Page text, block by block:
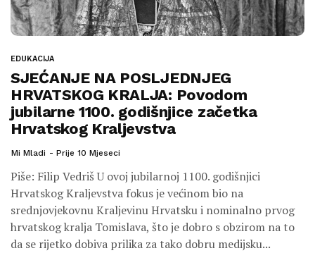
EDUKACIJA
SJEĆANJE NA POSLJEDNJEG
HRVATSKOG KRALJA: Povodom
jubilarne 1100. godišnjice začetka
Hrvatskog Kraljevstva
Mi Mladi Prije 10 Mjeseci
Piše: Filip Vedriš U ovoj jubilarnoj 1100. godišnjici
Hrvatskog Kraljevstva fokus je većinom bio na
srednjovjekovnu Kraljevinu Hrvatsku i nominalno prvog
hrvatskog kralja Tomislava, što je dobro s obzirom na to
da se rijetko dobiva prilika za tako dobru medijsku...